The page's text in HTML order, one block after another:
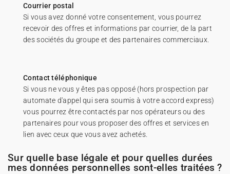
Courrier postal
Si vous avez donné votre consentement, vous pourrez
recevoir des offres et informations par courrier, de la part
des sociétés du groupe et des partenaires commerciaux.
Contact téléphonique
Si vous ne vous y êtes pas opposé (hors prospection par
automate d'appel qui sera soumis à votre accord express)
vous pourrez être contactés par nos opérateurs ou des
partenaires pour vous proposer des offres et services en
lien avec ceux que vous avez achetés.
Sur quelle base légale et pour quelles durées
mes données personnelles sont-elles traitées ?